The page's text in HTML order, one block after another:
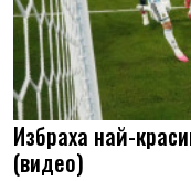
Избраха най-
(видео)